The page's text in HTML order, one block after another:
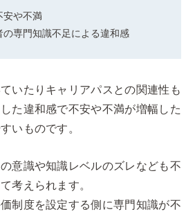
安や不満
専門知識不足による違和感
いたりキャリアパスとの関連性も
た違和感で不安や不満が増幅した
いものです。
意識や知識レベルのズレなども不
考えられます。
制度を設定する側に専門知識が不